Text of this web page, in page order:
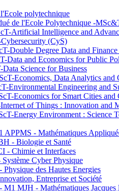
polytechnique
de l'Ecole Polytechnique -
Artificial Intelligence and
(CyS)
Double Degree Data and
Data and Economics for Public
Science for Business
Economics, Data Analytics and
Environmental Engineering and
Economics for Smart Cities and
of Things : Innovation and
Energy Environment : Science
- Mathématiques
- Biologie et Santé
- Chimie et Interfaces
Cyber Physique
des Hautes Energies
Entreprise et Société
MJH - Mathématiques Jacques